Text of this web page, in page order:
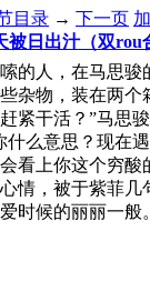
目录 → 下一页
被日出汁（双rou
的人，在马思骏
杂物，装在两个
紧干活？”马思
么意思？现在
看上你这个穷酸
情，被于紫菲几
时候的丽丽一